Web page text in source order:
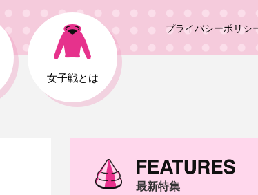
プライバシーポリシ
女子戦とは
最新特集